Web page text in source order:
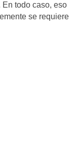
todo caso, eso
se requiere